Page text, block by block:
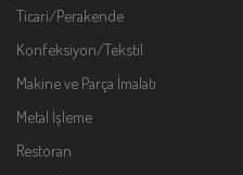
Ticari/Perakende
Konfeksiyon/Tekstil
Makine ve Parça İmalatı
Metal İşleme
Restoran